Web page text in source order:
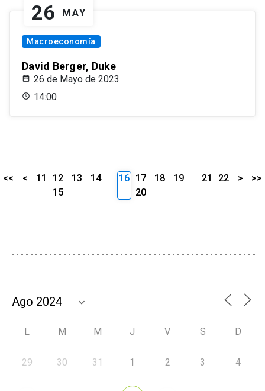
26 MAY
Macroeconomía
David Berger, Duke
26 de Mayo de 2023
14:00
<< < 11 12 13
14
15
16 17 18
19
20
21 22 > >>
L M M J V S D
29 30 31 1 2 3 4